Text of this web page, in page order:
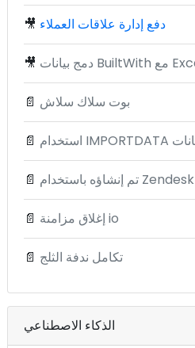
🎥 دفع إدارة علاقات العملاء
🎥
📄 بوت سلاك سلاش
📄
📄 تم إنشاؤه باستخدام Zendesk
📄 إغلاق مزامنة io
📄 تكامل ندفة الثلج
الذكاء الاصطناعي